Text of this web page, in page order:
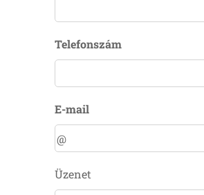
Telefonszám
E-mail
Üzenet